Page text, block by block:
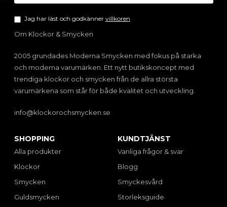
Jag har läst och godkänner villkoren
Om Klockor & Smycken
2005 grundades Moderna Smycken med fokus på starka
och moderna varumärken. Ett nytt butikskoncept med
trendiga klockor och smycken från de allra största
varumärkena som står för både kvalitet och utveckling.
info@klockorochsmycken.se
SHOPPING
Alla produkter
Klockor
Smycken
Guldsmycken
KUNDTJÄNST
Vanliga frågor & svar
Blogg
Smyckesvård
Storleksguide